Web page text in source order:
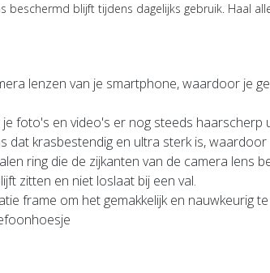
blijft tijdens dagelijks gebruik. Haal
lenzen van je smartphone, waardoor je
foto's en video's er nog steeds haarscherp
dat krasbestendig en ultra sterk is,
ring die de zijkanten van de camera lens
zitten en niet loslaat bij een val.
frame om het gemakkelijk en nauwkeurig